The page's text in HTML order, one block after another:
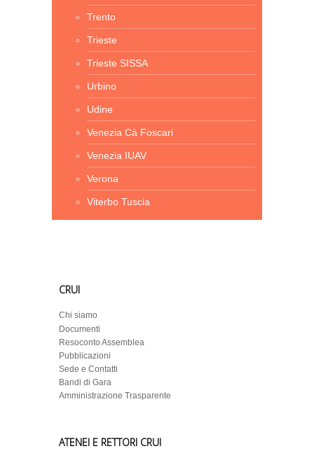
Trento
Trieste
Trieste SISSA
Urbino
Udine
Venezia Cà Foscari
Venezia IUAV
Verona
Viterbo Tuscia
CRUI
Chi siamo
Documenti
Resoconto Assemblea
Pubblicazioni
Sede e Contatti
Bandi di Gara
Amministrazione Trasparente
ATENEI E RETTORI CRUI